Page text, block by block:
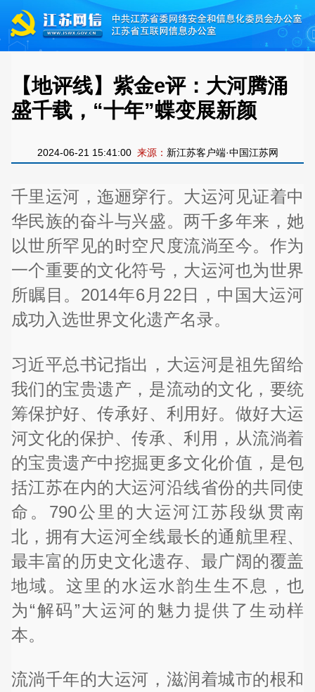
【地评线】紫金e评：大河腾涌
盛千载，“十年”蝶变展新颜
2024-06-21 15:41:00 来源： 新江苏客户端·中国江苏网
千里运河，迤逦穿行。大运河见证着中
华民族的奋斗与兴盛。两千多年来，她
以世所罕见的时空尺度流淌至今。作为
一个重要的文化符号，大运河也为世界
所瞩目。2014年6月22日，中国大运河
成功入选世界文化遗产名录。
习近平总书记指出，大运河是祖先留给
我们的宝贵遗产，是流动的文化，要统
筹保护好、传承好、利用好。做好大运
河文化的保护、传承、利用，从流淌着
的宝贵遗产中挖掘更多文化价值，是包
括江苏在内的大运河沿线省份的共同使
命。790公里的大运河江苏段纵贯南
北，拥有大运河全线最长的通航里程、
最丰富的历史文化遗存、最广阔的覆盖
地域。这里的水运水韵生生不息，也
为“解码”大运河的魅力提供了生动样
本。
流淌千年的大运河，滋润着城市的根和